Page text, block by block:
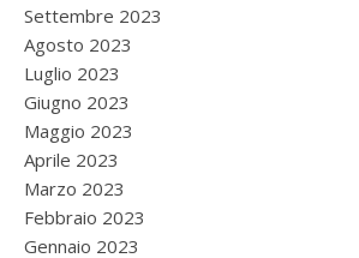
Settembre 2023
Agosto 2023
Luglio 2023
Giugno 2023
Maggio 2023
Aprile 2023
Marzo 2023
Febbraio 2023
Gennaio 2023